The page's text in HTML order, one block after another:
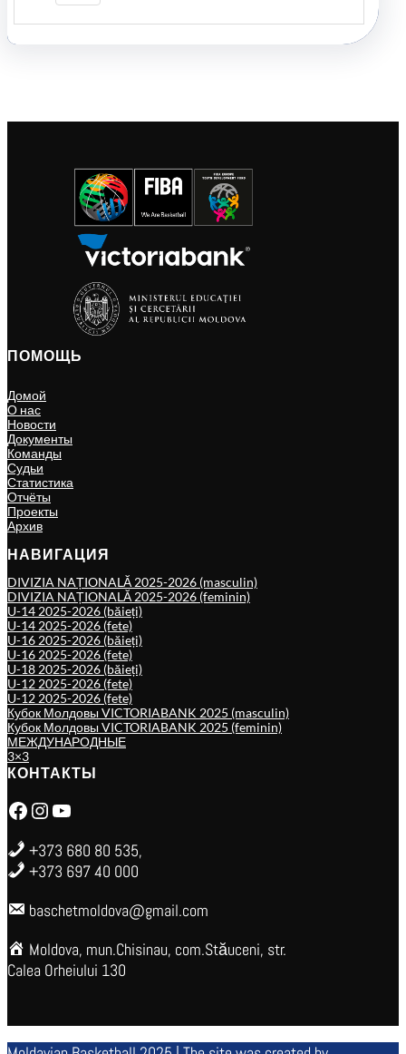
ПОМОЩЬ
Домой
О нас
Новости
Документы
Команды
Судьи
Статистика
Отчёты
Проекты
Архив
НАВИГАЦИЯ
DIVIZIA NAȚIONALĂ 2025-2026 (masculin)
DIVIZIA NAȚIONALĂ 2025-2026 (feminin)
U-14 2025-2026 (băieți)
U-14 2025-2026 (fete)
U-16 2025-2026 (băieți)
U-16 2025-2026 (fete)
U-18 2025-2026 (băieți)
U-12 2025-2026 (fete)
U-12 2025-2026 (fete)
Кубок Молдовы VICTORIABANK 2025 (masculin)
Кубок Молдовы VICTORIABANK 2025 (feminin)
МЕЖДУНАРОДНЫЕ
3×3
КОНТАКТЫ
Facebook Instagram YouTube
+373 680 80 535,
+373 697 40 000
baschetmoldova@gmail.com
Moldova, mun.Chisinau, com.Stăuceni, str.
Calea Orheiului 130